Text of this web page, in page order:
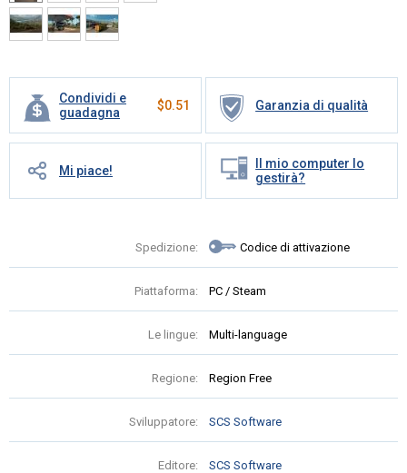
Condividi e
guadagna
$0.51 Garanzia di qualità
Mi piace!
Il mio computer lo
gestirà?
Spedizione: Codice di attivazione
Piattaforma: PC / Steam
Le lingue: Multi-language
Regione: Region Free
Sviluppatore: SCS Software
Editore: SCS Software